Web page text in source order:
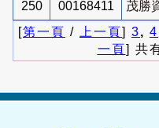
250 00168411
茂勝
[第一頁 / 上一頁] 3, 4
一頁] 共